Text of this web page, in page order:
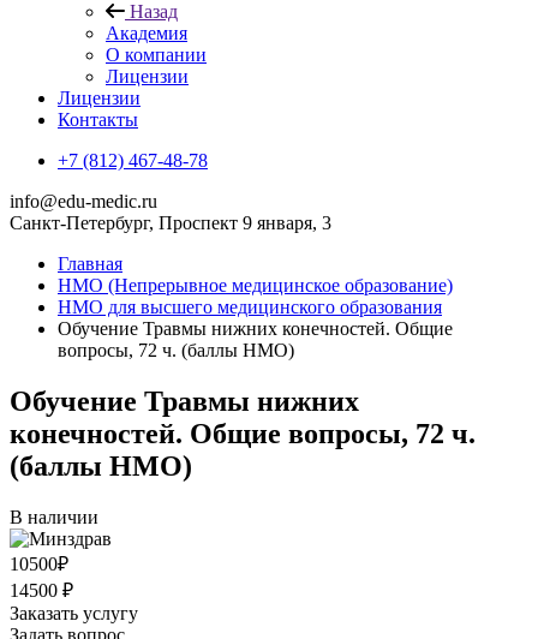
Назад
Академия
О компании
Лицензии
Лицензии
Контакты
+7 (812) 467-48-78
info@edu-medic.ru
Санкт-Петербург, Проспект 9 января, 3
Главная
НМО (Непрерывное медицинское образование)
НМО для высшего медицинского образования
Обучение Травмы нижних конечностей. Общие
вопросы, 72 ч. (баллы НМО)
Обучение Травмы нижних
конечностей. Общие вопросы, 72 ч.
(баллы НМО)
В наличии
10500₽
14500 ₽
Заказать услугу
Задать вопрос